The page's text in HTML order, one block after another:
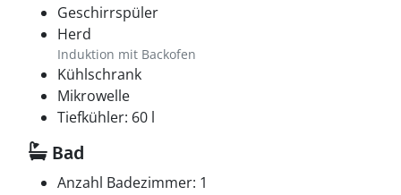
Geschirrspüler
Herd
Induktion mit Backofen
Kühlschrank
Mikrowelle
Tiefkühler: 60 l
Bad
Anzahl Badezimmer: 1